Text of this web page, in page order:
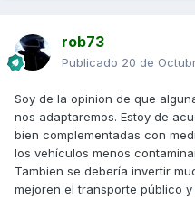
rob73
Publicado 20 de
Soy de la opinion de que
nos adaptaremos. Estoy de
bien complementadas con
los vehículos menos
Tambien se debería invertir
mejoren el transporte público